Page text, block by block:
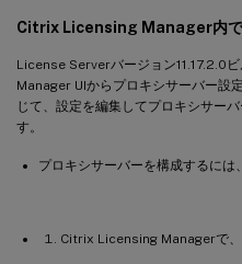
Citrix Licensing Manager内で
License Serverバージョン11.17.2.0
Manager UIからプロキシサーバー設
じて、設定を編集してプロキシサー
す。
プロキシサーバーを構成するには
Citrix Licensing Managerで、